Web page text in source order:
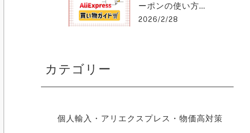
ーポンの使い方
を徹底解説！保
2026/2/28
カテゴリー
個人輸入・アリエクスプレス・物価高対策